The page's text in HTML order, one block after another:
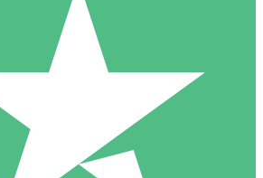
Créditos Individuais
uso com créditos de download. Sem
1000